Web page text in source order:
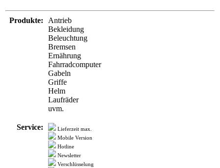
Produkte:
Antrieb
Bekleidung
Beleuchtung
Bremsen
Ernährung
Fahrradcomputer
Gabeln
Griffe
Helm
Laufräder
uvm.
Service:
Lieferzeit max.
Mobile Version
Hotline
Newsletter
Verschlüsselung